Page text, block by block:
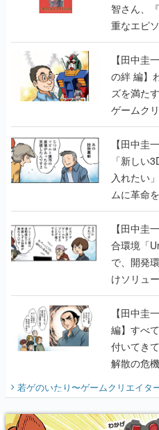
智さん、
重なエピ
【田中圭
の絆 編】
ズを満た
ゲームク
【若ゲの
【田中圭
「新しい
入れたい
ムに革命
のいたり】
【田中圭
合環境「
で、開発
けソリュ
に行って
【田中圭
編】すべ
付いてき
解散の危
開く。業
『少年ジ
り】
若ゲのいたり〜ゲームクリエイタ